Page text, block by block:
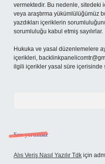
vermektedir. Bu nedenle, sitedeki
veya araştırma yükümlülüğümüz
yazdıkları içeriklerin
sorumluluğu kabul etmiş sayılırlar.
Hukuka ve yasal düzenlemelere
içerikleri,
ilgili içerikler yasal süre içerisinde
Son yorumlar
Alış Veriş Nasıl Yazılır Tdk için